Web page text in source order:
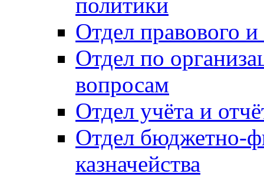
Отдел правового
Отдел по
вопросам
Отдел учёта и
Отдел бюджетно-
казначейства